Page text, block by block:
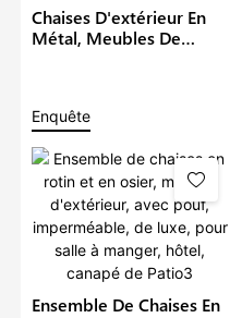
Chaises D'extérieur En
Métal, Meubles De
Étanche, Chaise Pliable
En Aluminium
Enquête
Ensemble De Chaises En